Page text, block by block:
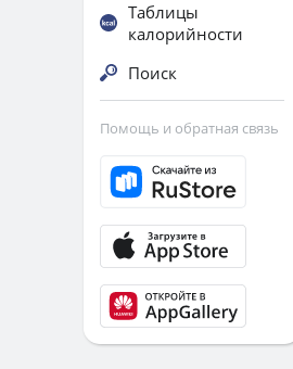
Таблицы
калорийности
Поиск
Помощь и обратная связь